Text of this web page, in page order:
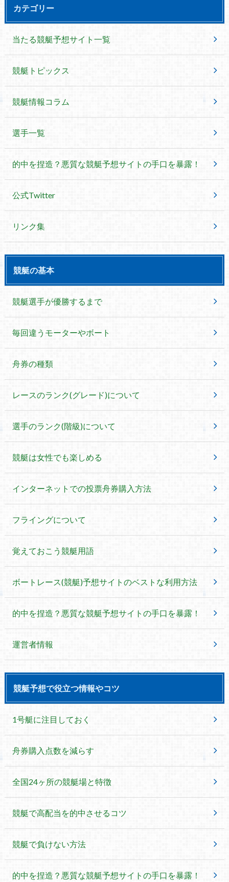
カテゴリー
当たる競艇予想サイト一覧
競艇トピックス
競艇情報コラム
選手一覧
的中を捏造？悪質な競艇予想サイトの手口を暴露！
公式Twitter
リンク集
競艇の基本
競艇選手が優勝するまで
毎回違うモーターやボート
舟券の種類
レースのランク(グレード)について
選手のランク(階級)について
競艇は女性でも楽しめる
インターネットでの投票舟券購入方法
フライングについて
覚えておこう競艇用語
ボートレース(競艇)予想サイトのベストな利用方法
的中を捏造？悪質な競艇予想サイトの手口を暴露！
運営者情報
競艇予想で役立つ情報やコツ
1号艇に注目しておく
舟券購入点数を減らす
全国24ヶ所の競艇場と特徴
競艇で高配当を的中させるコツ
競艇で負けない方法
的中を捏造？悪質な競艇予想サイトの手口を暴露！